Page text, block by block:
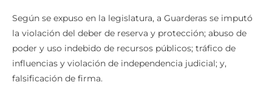
Según se expuso en la legislatura, a Guarderas se imputó
la violación del deber de reserva y protección; abuso de
poder y uso indebido de recursos públicos; tráfico de
influencias y violación de independencia judicial; y,
falsificación de firma.